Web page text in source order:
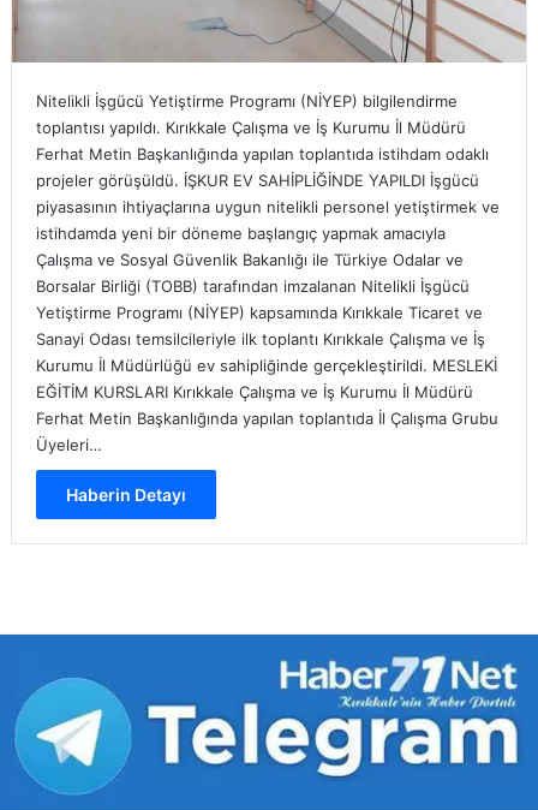
Nitelikli İşgücü Yetiştirme Programı (NİYEP) bilgilendirme
toplantısı yapıldı. Kırıkkale Çalışma ve İş Kurumu İl Müdürü
Ferhat Metin Başkanlığında yapılan toplantıda istihdam odaklı
projeler görüşüldü. İŞKUR EV SAHİPLİĞİNDE YAPILDI İşgücü
piyasasının ihtiyaçlarına uygun nitelikli personel yetiştirmek ve
istihdamda yeni bir döneme başlangıç yapmak amacıyla
Çalışma ve Sosyal Güvenlik Bakanlığı ile Türkiye Odalar ve
Borsalar Birliği (TOBB) tarafından imzalanan Nitelikli İşgücü
Yetiştirme Programı (NİYEP) kapsamında Kırıkkale Ticaret ve
Sanayi Odası temsilcileriyle ilk toplantı Kırıkkale Çalışma ve İş
Kurumu İl Müdürlüğü ev sahipliğinde gerçekleştirildi. MESLEKİ
EĞİTİM KURSLARI Kırıkkale Çalışma ve İş Kurumu İl Müdürü
Ferhat Metin Başkanlığında yapılan toplantıda İl Çalışma Grubu
Üyeleri…
Haberin Detayı